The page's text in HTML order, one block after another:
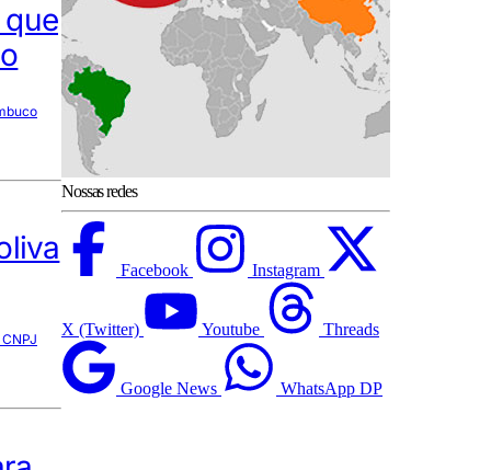
Nossas redes
Facebook Instagram
X (Twitter) Youtube Threads
Google News WhatsApp DP